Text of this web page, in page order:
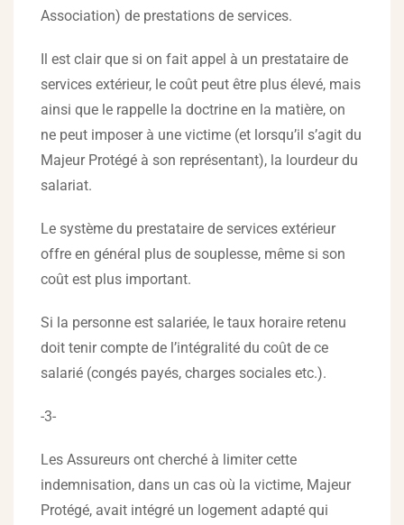
Association) de prestations de services.
Il est clair que si on fait appel à un prestataire de
services extérieur, le coût peut être plus élevé, mais
ainsi que le rappelle la doctrine en la matière, on
ne peut imposer à une victime (et lorsqu’il s’agit du
Majeur Protégé à son représentant), la lourdeur du
salariat.
Le système du prestataire de services extérieur
offre en général plus de souplesse, même si son
coût est plus important.
Si la personne est salariée, le taux horaire retenu
doit tenir compte de l’intégralité du coût de ce
salarié (congés payés, charges sociales etc.).
-3-
Les Assureurs ont cherché à limiter cette
indemnisation, dans un cas où la victime, Majeur
Protégé, avait intégré un logement adapté qui